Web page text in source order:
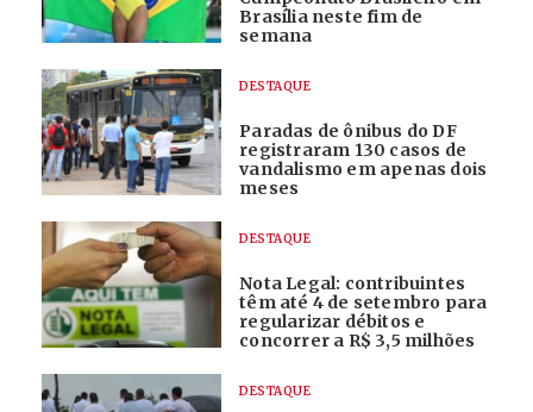
Brasília neste fim de
semana
DESTAQUE
Paradas de ônibus do DF
registraram 130 casos de
vandalismo em apenas dois
meses
DESTAQUE
Nota Legal: contribuintes
têm até 4 de setembro para
regularizar débitos e
concorrer a R$ 3,5 milhões
DESTAQUE